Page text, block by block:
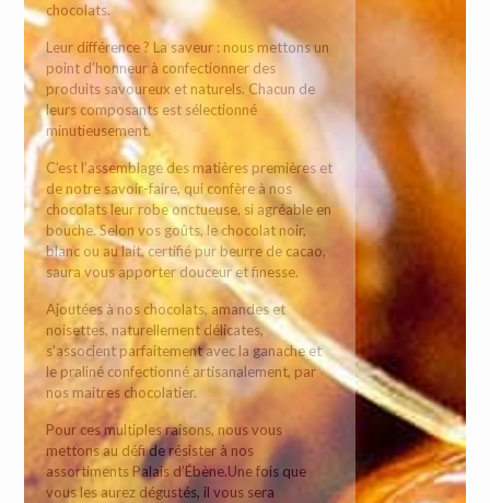
chocolats.
Leur différence ? La saveur : nous mettons un
point d’honneur à confectionner des
produits savoureux et naturels. Chacun de
leurs composants est sélectionné
minutieusement.
C’est l’assemblage des matières premières et
de notre savoir-faire, qui confère à nos
chocolats leur robe onctueuse, si agréable en
bouche. Selon vos goûts, le chocolat noir,
blanc ou au lait, certifié pur beurre de cacao,
saura vous apporter douceur et finesse.
Ajoutées à nos chocolats, amandes et
noisettes, naturellement délicates,
s’associent parfaitement avec la ganache et
le praliné confectionné artisanalement, par
nos maitres chocolatier.
Pour ces multiples raisons, nous vous
mettons au défi de résister à nos
assortiments Palais d’Ébène.Une fois que
vous les aurez dégustés, il vous sera